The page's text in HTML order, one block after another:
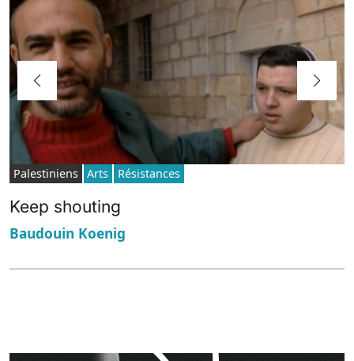
Palestiniens Arts Résistances
Keep shouting
Baudouin Koenig